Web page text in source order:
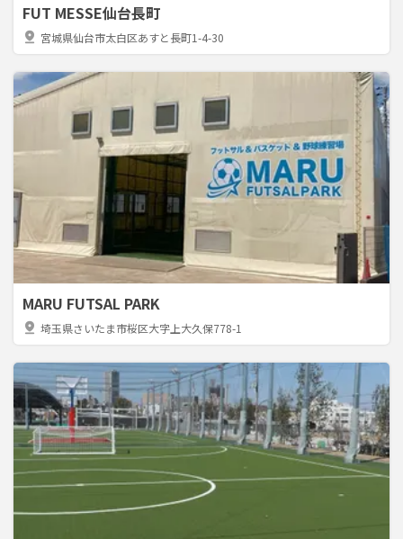
FUT MESSE仙台長町
pin_drop 宮城県仙台市太白区あすと長町1-4-30
MARU FUTSAL PARK
pin_drop 埼玉県さいたま市桜区大字上大久保778-1